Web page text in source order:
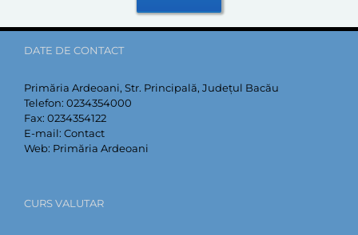
DATE DE CONTACT
Primăria Ardeoani, Str. Principală, Județul Bacău
Telefon: 0234354000
Fax: 0234354122
E-mail: Contact
Web: Primăria Ardeoani
CURS VALUTAR